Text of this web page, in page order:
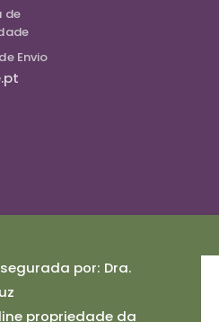
de
Envio
por: Dra.
propriedade da